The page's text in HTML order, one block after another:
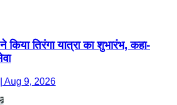
किया तिरंगा यात्रा का शुभारंभ, कहा-
Aug 9, 2026